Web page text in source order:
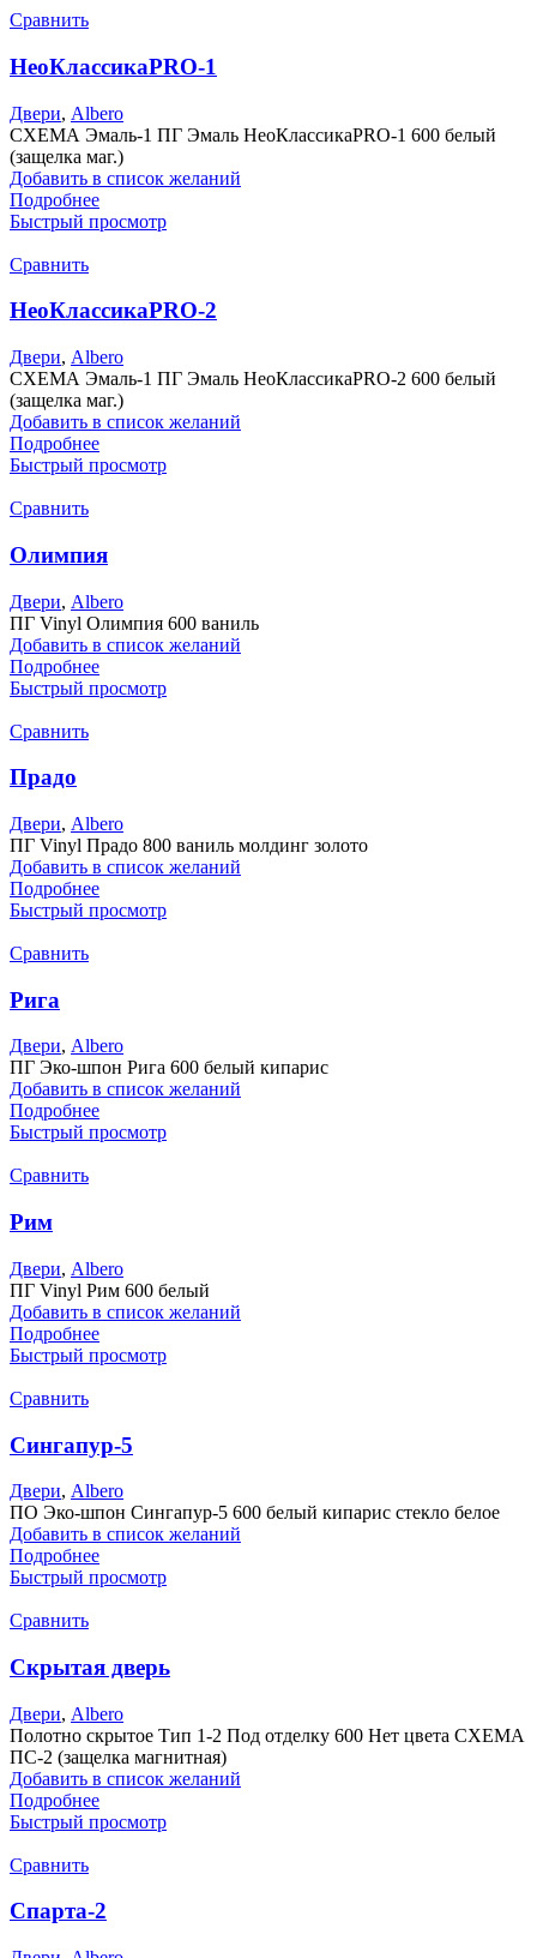
Сравнить
НеоКлассикаPRO-1
Двери, Albero
СХЕМА Эмаль-1 ПГ Эмаль НеоКлассикаPRO-1 600 белый
(защелка маг.)
Добавить в список желаний
Подробнее
Быстрый просмотр
Сравнить
НеоКлассикаPRO-2
Двери, Albero
СХЕМА Эмаль-1 ПГ Эмаль НеоКлассикаPRO-2 600 белый
(защелка маг.)
Добавить в список желаний
Подробнее
Быстрый просмотр
Сравнить
Олимпия
Двери, Albero
ПГ Vinyl Олимпия 600 ваниль
Добавить в список желаний
Подробнее
Быстрый просмотр
Сравнить
Прадо
Двери, Albero
ПГ Vinyl Прадо 800 ваниль молдинг золото
Добавить в список желаний
Подробнее
Быстрый просмотр
Сравнить
Рига
Двери, Albero
ПГ Эко-шпон Рига 600 белый кипарис
Добавить в список желаний
Подробнее
Быстрый просмотр
Сравнить
Рим
Двери, Albero
ПГ Vinyl Рим 600 белый
Добавить в список желаний
Подробнее
Быстрый просмотр
Сравнить
Сингапур-5
Двери, Albero
ПО Эко-шпон Сингапур-5 600 белый кипарис стекло белое
Добавить в список желаний
Подробнее
Быстрый просмотр
Сравнить
Скрытая дверь
Двери, Albero
Полотно скрытое Тип 1-2 Под отделку 600 Нет цвета СХЕМА
ПС-2 (защелка магнитная)
Добавить в список желаний
Подробнее
Быстрый просмотр
Сравнить
Спарта-2